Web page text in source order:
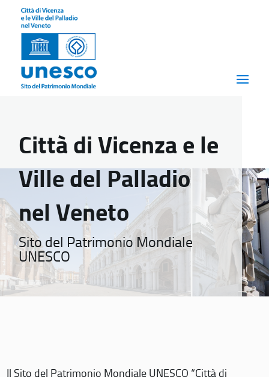
Città di Vicenza e le
Ville del Palladio
nel Veneto
Sito del Patrimonio Mondiale
UNESCO
Il Sito del Patrimonio Mondiale UNESCO “Città di